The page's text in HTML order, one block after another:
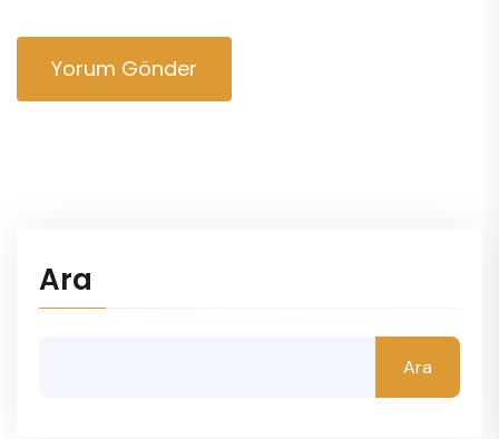
Yorum Gönder
Ara
Ara